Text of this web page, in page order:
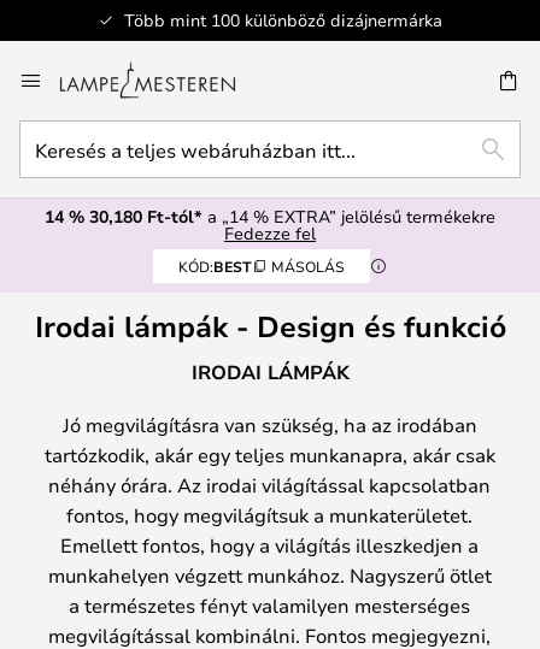
Biztonságos fizetés
a
tartalomhoz
teljes
webáruházban
14 % 30,180 Ft-tól* a „14 % EXTRA” jelölésű termékekre
Fedezze fel
KÓD:BEST MÁSOLÁS
Irodai lámpák - Design és funkció
IRODAI LÁMPÁK
Jó megvilágításra van szükség, ha az irodában
tartózkodik, akár egy teljes munkanapra, akár csak
néhány órára. Az irodai világítással kapcsolatban
fontos, hogy megvilágítsuk a munkaterületet.
Emellett fontos, hogy a világítás illeszkedjen a
munkahelyen végzett munkához. Nagyszerű ötlet
a természetes fényt valamilyen mesterséges
megvilágítással kombinálni. Fontos megjegyezni,